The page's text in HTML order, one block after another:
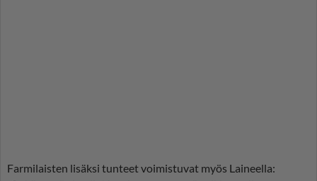
Farmilaisten lisäksi tunteet voimistuvat myös Laineella: